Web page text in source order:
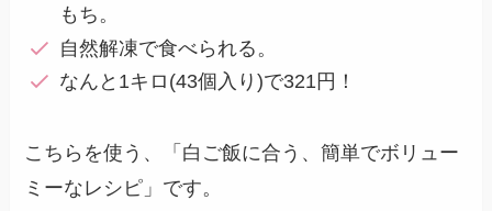
もち。
自然解凍で食べられる。
なんと1キロ(43個入り)で321円！
こちらを使う、「白ご飯に合う、簡単でボリュー
ミーなレシピ」です。